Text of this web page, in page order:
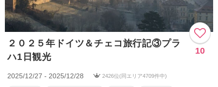
２０２５年ドイツ＆チェコ旅行記③プラ
ハ1日観光
10
2025/12/27 - 2025/12/28 2426位(同エリア4709件中)